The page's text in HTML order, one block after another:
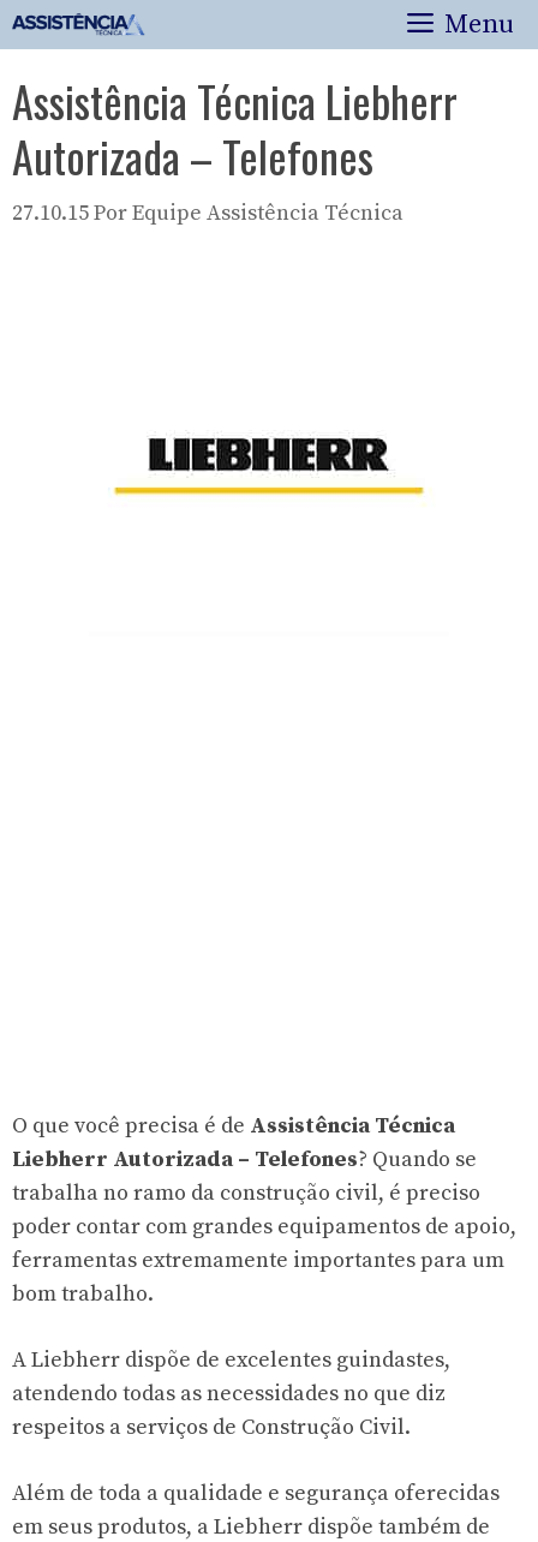
Pular
para
conteúdo
Menu
Assistência Técnica Liebherr
Autorizada – Telefones
27.10.15PorEquipe Assistência Técnica
O que você precisa é de Assistência Técnica
Liebherr Autorizada – Telefones? Quando se
trabalha no ramo da construção civil, é preciso
poder contar com grandes equipamentos de apoio,
ferramentas extremamente importantes para um
bom trabalho.
A Liebherr dispõe de excelentes guindastes,
atendendo todas as necessidades no que diz
respeitos a serviços de Construção Civil.
Além de toda a qualidade e segurança oferecidas
em seus produtos, a Liebherr dispõe também de